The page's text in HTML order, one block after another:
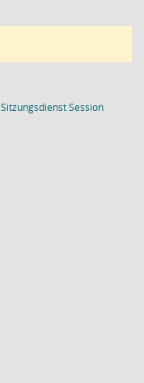
SitzungsdienstSession(Wird in